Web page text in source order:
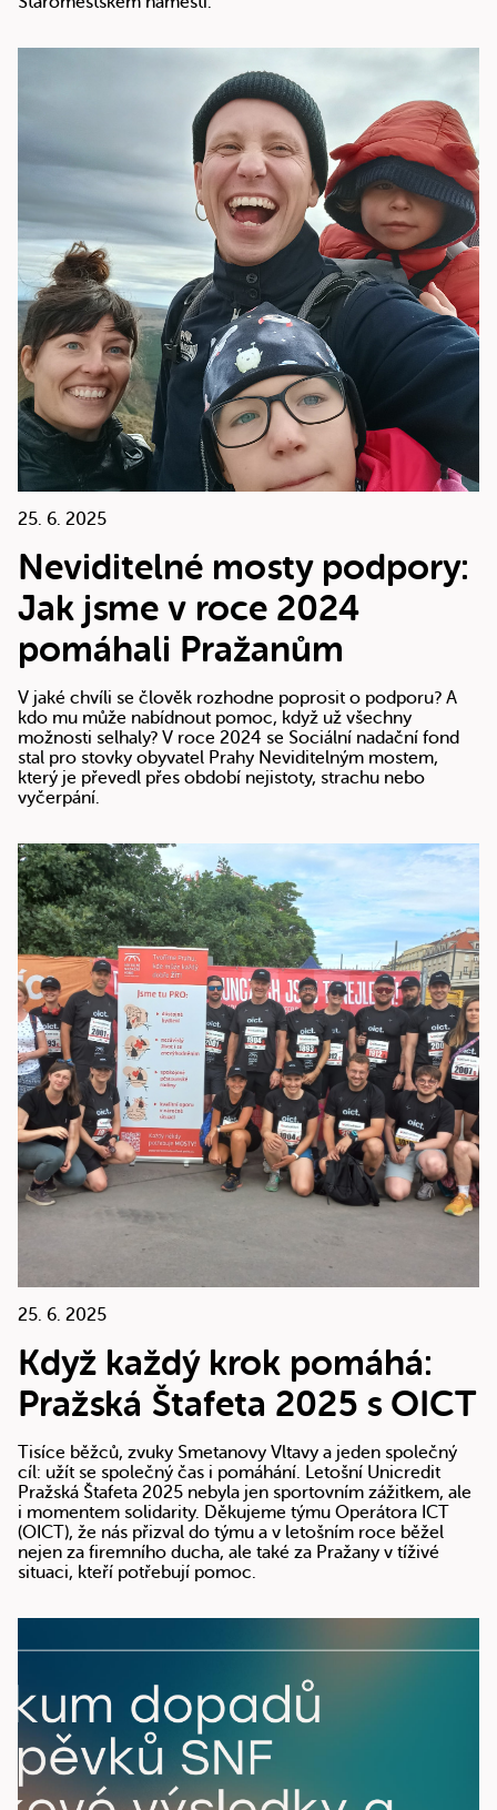
25. 6. 2025
Neviditelné mosty podpory:
Jak jsme v roce 2024
pomáhali Pražanům
V jaké chvíli se člověk rozhodne poprosit o podporu? A
kdo mu může nabídnout pomoc, když už všechny
možnosti selhaly? V roce 2024 se Sociální nadační fond
stal pro stovky obyvatel Prahy Neviditelným mostem,
který je převedl přes období nejistoty, strachu nebo
vyčerpání.
25. 6. 2025
Když každý krok pomáhá:
Pražská Štafeta 2025 s OICT
Tisíce běžců, zvuky Smetanovy Vltavy a jeden společný
cíl: užít se společný čas i pomáhání. Letošní Unicredit
Pražská Štafeta 2025 nebyla jen sportovním zážitkem, ale
i momentem solidarity. Děkujeme týmu Operátora ICT
(OICT), že nás přizval do týmu a v letošním roce běžel
nejen za firemního ducha, ale také za Pražany v tíživé
situaci, kteří potřebují pomoc.